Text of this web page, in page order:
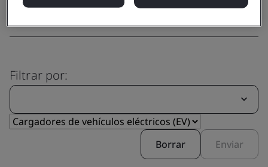
Filtrar por:
Borrar Enviar